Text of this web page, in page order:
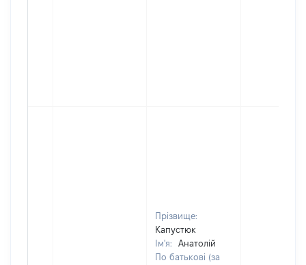
Прізвище:
Капустюк
Ім'я:
Анатолій
По батькові (за